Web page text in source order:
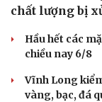
chất lượng bị
Hầu hết các
chiều nay 6/8
Vĩnh Long
vàng, bạc, đá